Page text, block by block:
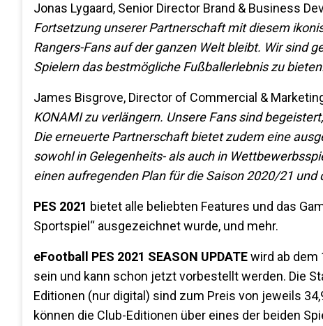
Jonas Lygaard, Senior Director Brand & Business
Fortsetzung unserer Partnerschaft mit diesem
Rangers-Fans auf der ganzen Welt bleibt. Wir sind
Spielern das bestmögliche Fußballerlebnis zu
James Bisgrove, Director of Commercial &
KONAMI zu verlängern. Unsere Fans sind
Die erneuerte Partnerschaft bietet zudem eine
sowohl in Gelegenheits- als auch in
einen aufregenden Plan für die Saison 2020/21
PES 2021 bietet alle beliebten Features und das
Sportspiel“ ausgezeichnet wurde, und mehr.
eFootball PES 2021 SEASON UPDATEwird ab dem
sein und kann schon jetzt vorbestellt werden. Die
Editionen (nur digital) sind zum Preis von jeweils
können die Club-Editionen über eines der beiden